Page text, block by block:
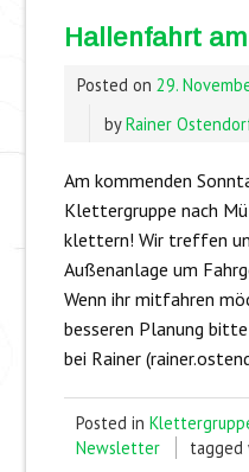
Hallenfahrt
Posted on 29.
byRainer
Am kommenden
Klettergruppe nach
klettern! Wir treffen
Außenanlage um
Wenn ihr mitfahren
besseren Planung
bei Rainer
Posted in
Newsletter